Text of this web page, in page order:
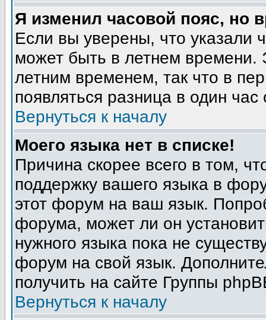
Я изменил часовой пояс, но
Если вы уверены, что указали
может быть в летнем времени.
летним временем, так что в
появляться разница в один
Вернуться к началу
Моего языка нет в списке!
Причина скорее всего в том,
поддержку вашего языка в
этот форум на ваш язык.
форума, может ли он
нужного языка пока не
форум на свой язык.
получить на сайте Группы
Вернуться к началу